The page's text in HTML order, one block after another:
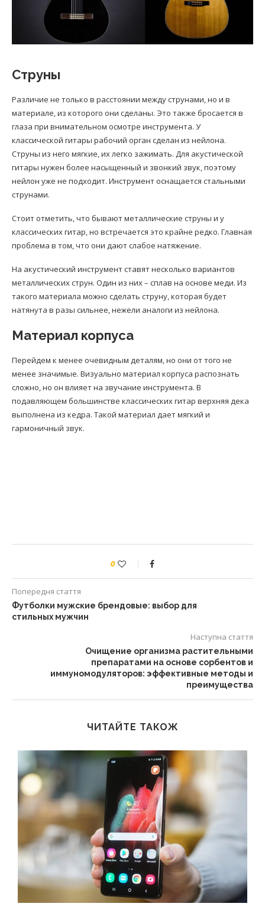
Струны
Различие не только в расстоянии между струнами, но и в
материале, из которого они сделаны. Это также бросается в
глаза при внимательном осмотре инструмента. У
классической гитары рабочий орган сделан из нейлона.
Струны из него мягкие, их легко зажимать. Для акустической
гитары нужен более насыщенный и звонкий звук, поэтому
нейлон уже не подходит. Инструмент оснащается стальными
струнами.
Стоит отметить, что бывают металлические струны и у
классических гитар, но встречается это крайне редко. Главная
проблема в том, что они дают слабое натяжение.
На акустический инструмент ставят несколько вариантов
металлических струн. Один из них – сплав на основе меди. Из
такого материала можно сделать струну, которая будет
натянута в разы сильнее, нежели аналоги из нейлона.
Материал корпуса
Перейдем к менее очевидным деталям, но они от того не
менее значимые. Визуально материал корпуса распознать
сложно, но он влияет на звучание инструмента. В
подавляющем большинстве классических гитар верхняя дека
выполнена из кедра. Такой материал дает мягкий и
гармоничный звук.
0
Попередня стаття
Футболки мужские брендовые: выбор для
стильных мужчин
Наступна стаття
Очищение организма растительными
препаратами на основе сорбентов и
иммуномодуляторов: эффективные методы и
преимущества
ЧИТАЙТЕ ТАКОЖ